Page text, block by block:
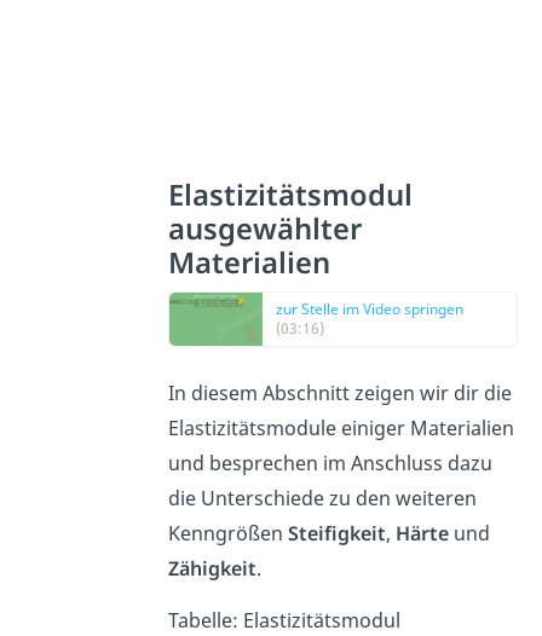
Elastizitätsmodul
ausgewählter
Materialien
zur Stelle im Video springen
(03:16)
In diesem Abschnitt zeigen wir dir die
Elastizitätsmodule einiger Materialien
und besprechen im Anschluss dazu
die Unterschiede zu den weiteren
Kenngrößen Steifigkeit, Härteund
Zähigkeit.
Tabelle: Elastizitätsmodul